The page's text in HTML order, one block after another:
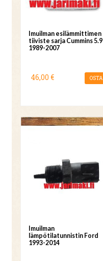
Imuilman esilämmittimen
tiiviste sarja Cummins 5.9
1989-2007
46,00 € OSTA
Imuilman
lämpötilatunnistin Ford
1993-2014